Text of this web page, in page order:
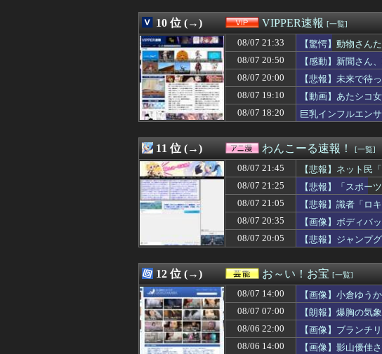
08/07 21:00
【画像】佳子さま、ボディライ
08/07 21:00
【悲報】村上宗隆OPS.895 鈴木誠
08/07 21:00
【動画】ショートスリーパー堀
08/07 21:00
旦那の祖父が亡くなった。私「
08/07 21:00
実況「金メダルをとった萩野に
08/07 21:00
【悲報】朝から子供の「暇なん
08/07 21:00
動く仮面ライダー図鑑更新！！
08/07 21:00
ヤニねこ・みぃちゃん・のあ先
08/07 21:00
八百屋 ← これ見たことある？野
08/07 21:00
ソニーAAA『マーベル闘魂』、
08/07 21:00
家事上手だと思って結婚した嫁
08/07 21:00
【グラブル】6人禁禍くらい殺意
08/07 21:00
【速報】悠仁さま 初の“おこ
08/07 21:00
【世界】シンプルな問い【ポー
08/07 21:00
【悲報】NISA民、『オルカン』
「君は彼の親じゃない」と10年
【海外の反応】日本のウェブサ
08/07 21:00
【ウマ娘】同期相手にあまりに
08/07 21:00
【棋王戦】豊島将之九段が中村
08/07 21:00
古参ゲーマー「攻略サイト見て
08/07 20:59
GANTZ1巻、よく見たら終わり
08/07 20:59
【日本ハム対楽天17回戦】日本
08/07 20:58
【勝利】日本ハムvs楽天 17回戦
08/07 20:58
『冨里奈央』vs『ハシヤスメア
08/07 20:55
高森藍子「トリクロマティック
10 位 (→) VIPPER速報 [一覧]
08/07 21:33
【驚愕】動物さん
08/07 20:50
【感動】新聞さん
08/07 20:00
【悲報】未来で待
08/07 19:10
【動画】あたシコ
08/07 18:20
巨乳インフルエン
11 位 (→) わんこーる速報！ [一覧]
08/07 21:45
【悲報】ネット民
だろ」
08/07 21:25
【悲報】「スポー
08/07 21:05
【悲報】識者「ロ
08/07 20:35
【画像】ボディバ
08/07 20:05
【悲報】ジャンプ
12 位 (→) お～い！お宝 [一覧]
08/07 14:00
【画像】小倉ゆう
08/07 07:00
【朗報】爆胸の気
08/06 22:00
【画像】ブランチ
08/06 14:00
【画像】影山優佳